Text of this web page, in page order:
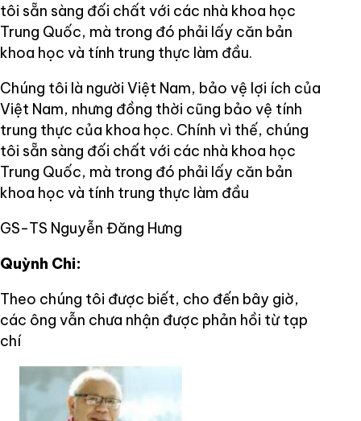
tôi sẵn sàng đối chất với các nhà khoa học
Trung Quốc, mà trong đó phải lấy căn bản
khoa học và tính trung thực làm đầu.
Chúng tôi là người Việt Nam, bảo vệ lợi ích của
Việt Nam, nhưng đồng thời cũng bảo vệ tính
trung thực của khoa học. Chính vì thế, chúng
tôi sẵn sàng đối chất với các nhà khoa học
Trung Quốc, mà trong đó phải lấy căn bản
khoa học và tính trung thực làm đầu
GS-TS Nguyễn Đăng Hưng
Quỳnh Chi:
Theo chúng tôi được biết, cho đến bây giờ,
các ông vẫn chưa nhận được phản hồi từ tạp
chí